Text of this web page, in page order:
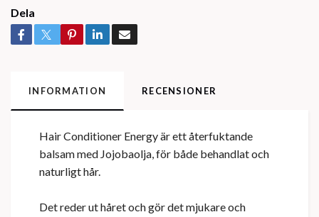
Dela
INFORMATION RECENSIONER
Hair Conditioner Energy är ett återfuktande
balsam med Jojobaolja, för både behandlat och
naturligt hår.
Det reder ut håret och gör det mjukare och